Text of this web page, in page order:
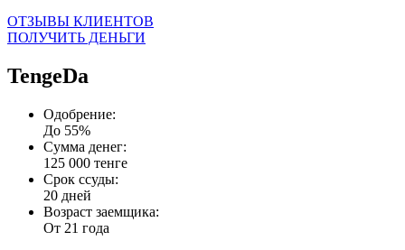
ОТЗЫВЫ КЛИЕНТОВ
ПОЛУЧИТЬ ДЕНЬГИ
TengeDa
Одобрение:
До 55%
Сумма денег:
125 000 тенге
Срок ссуды:
20 дней
Возраст заемщика:
От 21 года